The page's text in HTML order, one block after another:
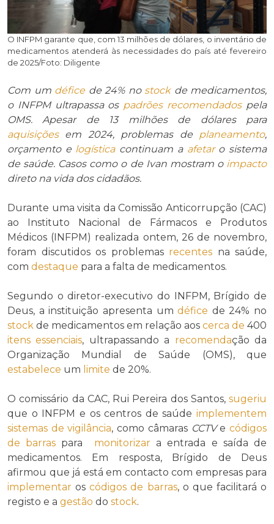
O INFPM garante que, com 13 milhões de dólares, o inventário de
medicamentos atenderá às necessidades do país até fevereiro
de 2025/Foto: Diligente
Com um défice de 24% no stockde medicamentos,
o INFPM ultrapassa os padrões recomendadospela
OMS. Apesar de 13 milhões de dólares para
aquisiçõesem 2024, problemas de planeamento,
orçamento e logísticacontinuam a afetaro sistema
de saúde. Casos como o de Ivan mostram o impacto
direto na vida dos cidadãos.
Durante uma visita da Comissão Anticorrupção (CAC)
ao Instituto Nacional de Fármacos e Produtos
Médicos (INFPM) realizada ontem, 26 de novembro,
foram discutidos os problemas recentes na saúde,
com destaque para a falta de medicamentos.
Segundo o diretor-executivo do INFPM, Brígido de
Deus, a instituição apresenta umdéfice de 24% no
stock de medicamentos em relação aos cerca de 400
itens essenciais, ultrapassando a recomendação da
Organização Mundial de Saúde (OMS), que
estabelece um limite de 20%.
O comissário da CAC, Rui Pereira dos Santos, sugeriu
que o INFPM e os centros de saúde implementem
sistemas de vigilância, como câmaras CCTVecódigos
de barras para monitorizara entrada e saída de
medicamentos. Em resposta, Brígido de Deus
afirmou que já está em contacto com empresas para
implementar oscódigos de barras, o que facilitará o
registo e a gestão do stock.